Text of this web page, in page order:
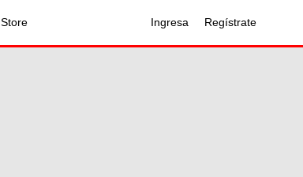
Store Ingresa Regístrate